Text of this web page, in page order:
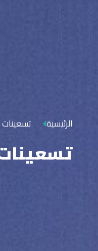
الرئيسية